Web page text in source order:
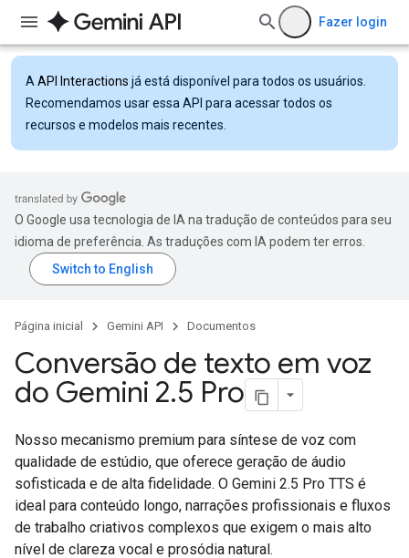
Fazer login
A API Interactions já está disponível para todos os usuários.
Recomendamos usar essa API para acessar todos os
recursos e modelos mais recentes.
O Google usa tecnologia de IA na tradução de conteúdos para seu
idioma de preferência. As traduções com IA podem ter erros.
Página inicial Gemini API Documentos
Conversão de texto em voz
do Gemini 2.5 Pro
Nosso mecanismo premium para síntese de voz com
qualidade de estúdio, que oferece geração de áudio
sofisticada e de alta fidelidade. O Gemini 2.5 Pro TTS é
ideal para conteúdo longo, narrações profissionais e fluxos
de trabalho criativos complexos que exigem o mais alto
nível de clareza vocal e prosódia natural.